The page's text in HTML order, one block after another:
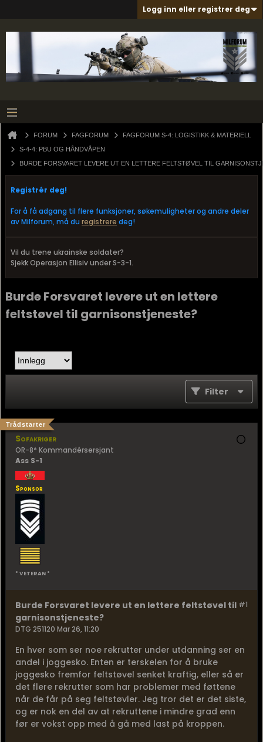
Logg inn eller registrer deg
FORUM FAGFORUM
FAGFORUM S-4: LOGISTIKK & MATERIELL
S-4-4: PBU OG HÅNDVÅPEN
BURDE FORSVARET LEVERE UT EN LETTERE FELTSTØVEL TIL
Registrér deg!
For å få adgang til flere funksjoner, søkemuligheter og andre deler
av Milforum, må du registrere deg!
Vil du trene ukrainske soldater?
Sjekk Operasjon Ellisiv under S-3-1.
Burde Forsvaret levere ut en lettere
feltstøvel til garnisonstjeneste?
Filter
Sofakriger
Trådstarter
OR-8* Kommandérsersjant
Ass S-1
Sponsor
* VETERAN *
#1
Burde Forsvaret levere ut en lettere feltstøvel til
garnisonstjeneste?
DTG 251120 Mar 26, 11:20
En hver som ser noe rekrutter under utdanning ser en
andel i joggesko. Enten er terskelen for å bruke
joggesko fremfor feltstøvel senket kraftig, eller så er
det flere rekrutter som har problemer med føttene
når de får på seg feltstøvler. Jeg tror det er det siste,
og er nok en del av at rekruttene i mindre grad enn
før er vokst opp med å gå med last på kroppen.